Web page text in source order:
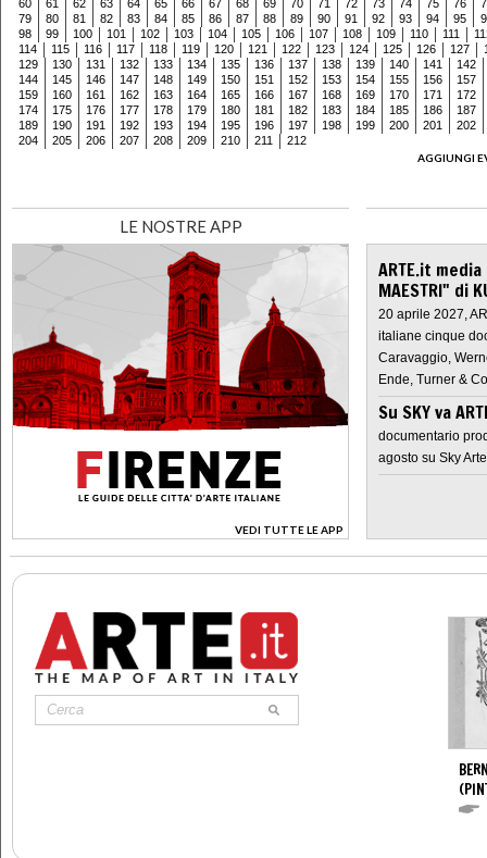
60 61 62 63 64 65 66 67 68 69 70 71 72 73 74 75 76
79
80 81 82 83 84 85 86 87 88 89 90 91 92 93 94 95
98
99 100 101 102 103 104 105 106 107 108 109 110 111
114
115 116 117 118 119 120 121 122 123 124 125 126 127
129
130 131 132 133 134 135 136 137 138 139 140 141
142
144
145 146 147 148 149 150 151 152 153 154 155 156
157
159
160 161 162 163 164 165 166 167 168 169 170 171
172
174
175 176 177 178 179 180 181 182 183 184 185 186
187
189
190 191 192 193 194 195 196 197 198 199 200 201
202
204
205 206 207 208 209 210 211
212
AGGIUNGI
LE NOSTRE APP
VEDI TUTTE LE APP
>
ARTE.it
MAESTRI" di
20 aprile 2027,
italiane cinque
Caravaggio,
Ende, Turner &
Su SKY va
documentario
agosto su Sky Arte